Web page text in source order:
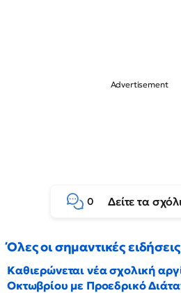
0 Δείτε τα
Όλες οι σημαντικές
Καθιερώνεται νέα σχολική
Οκτωβρίου με Προεδρικό